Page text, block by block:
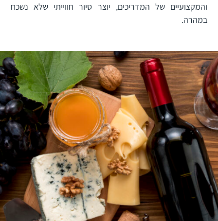
והמקצועיים של המדריכים, יוצר סיור חווייתי שלא נשכח
במהרה.